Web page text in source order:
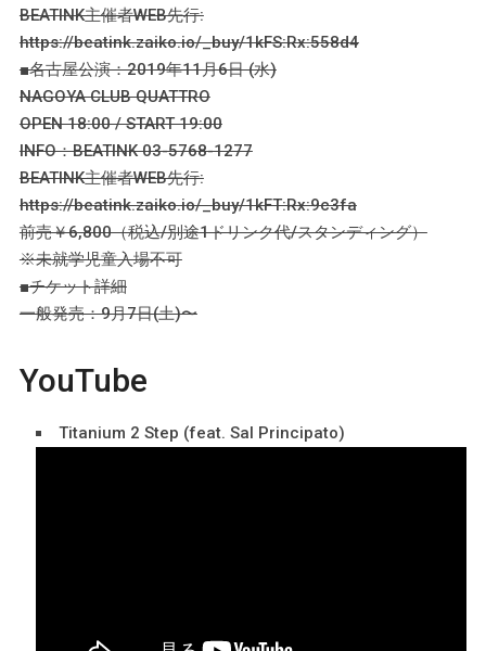
BEATINK主催者WEB先行:
https://beatink.zaiko.io/_buy/1kFS:Rx:558d4
■名古屋公演：2019年11月6日 (水)
NAGOYA CLUB QUATTRO
OPEN 18:00 / START 19:00
INFO：BEATINK 03-5768-1277
BEATINK主催者WEB先行:
https://beatink.zaiko.io/_buy/1kFT:Rx:9c3fa
前売￥6,800（税込/別途1ドリンク代/スタンディング）
※未就学児童入場不可
■チケット詳細
一般発売：9月7日(土)〜
YouTube
Titanium 2 Step (feat. Sal Principato)